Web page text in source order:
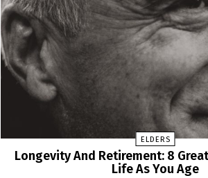
ELDERS
Longevity And Retirement: 8
Life As You Age